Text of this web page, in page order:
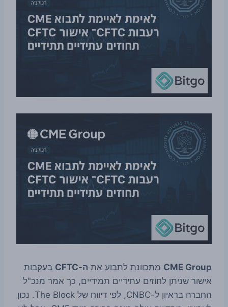
CME Group מתכוונת לתבוע את ה-CFTC
בעקבות
אישור שניתן לחוזים עתידיים תמידיים, כך אמר מנכ"ל
החברה בראיון ל-CNBC, לפי דיווח של The Block. נכון